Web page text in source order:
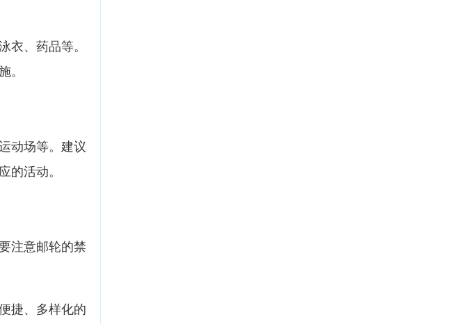
衣、药品等。
。
动场等。建议
的活动。
注意邮轮的禁
捷、多样化的